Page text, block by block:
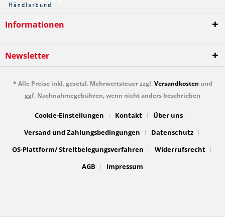
Informationen
Newsletter
* Alle Preise inkl. gesetzl. Mehrwertsteuer zzgl.Versandkosten und
ggf. Nachnahmegebühren, wenn nicht anders beschrieben
Cookie-Einstellungen Kontakt
Über uns
Versand und Zahlungsbedingungen
Datenschutz
OS-Plattform/ Streitbelegungsverfahren
Widerrufsrecht
AGB
Impressum